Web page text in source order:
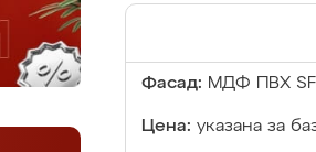
Фасад: МДФ ПВХ
Цена: указана за